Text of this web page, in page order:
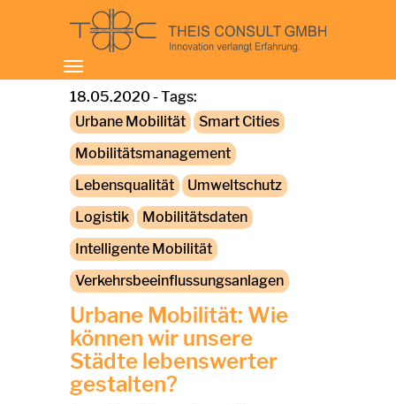
Toggle
navigation
18.05.2020 - Tags:
Urbane Mobilität
Smart Cities
Mobilitätsmanagement
Lebensqualität
Umweltschutz
Logistik
Mobilitätsdaten
Intelligente Mobilität
Verkehrsbeeinflussungsanlagen
Urbane Mobilität: Wie
können wir unsere
Städte lebenswerter
gestalten?